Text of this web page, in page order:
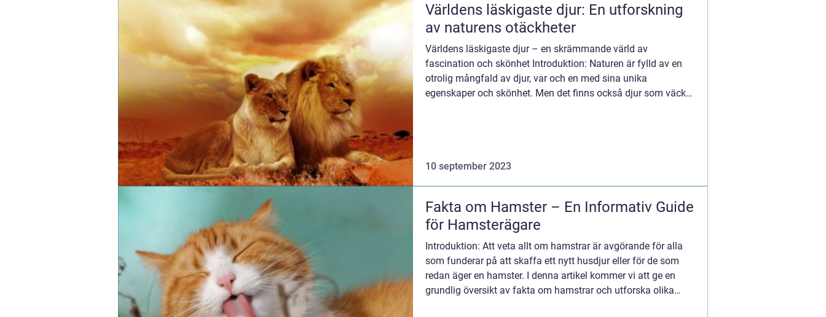
Världens läskigaste djur: En utforskning
av naturens otäckheter
Världens läskigaste djur – en skrämmande värld av
fascination och skönhet Introduktion: Naturen är fylld av en
otrolig mångfald av djur, var och en med sina unika
egenskaper och skönhet. Men det finns också djur som väcker
10 september 2023
Fakta om Hamster – En Informativ Guide
för Hamsterägare
Introduktion: Att veta allt om hamstrar är avgörande för alla
som funderar på att skaffa ett nytt husdjur eller för de som
redan äger en hamster. I denna artikel kommer vi att ge en
grundlig översikt av fakta om hamstrar och utforska olika